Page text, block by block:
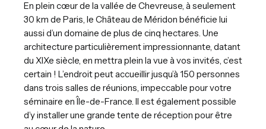
En plein cœur de la vallée de Chevreuse, à seulement
30 km de Paris, le Château de Méridon bénéficie lui
aussi d’un domaine de plus de cinq hectares. Une
architecture particulièrement impressionnante, datant
du XIXe siècle, en mettra plein la vue à vos invités, c’est
certain ! L’endroit peut accueillir jusqu’à 150 personnes
dans trois salles de réunions, impeccable pour votre
séminaire en Île-de-France. Il est également possible
d’y installer une grande tente de réception pour être